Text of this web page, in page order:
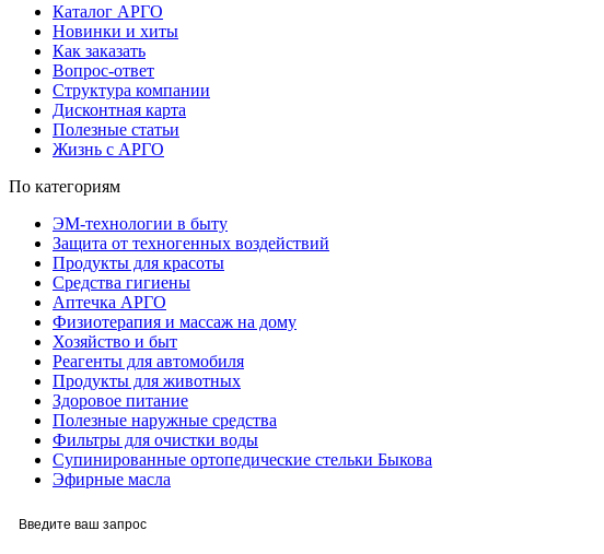
Каталог АРГО
Новинки и хиты
Как заказать
Вопрос-ответ
Структура компании
Дисконтная карта
Полезные статьи
Жизнь с АРГО
По категориям
ЭМ-технологии в быту
Защита от техногенных воздействий
Продукты для красоты
Средства гигиены
Аптечка АРГО
Физиотерапия и массаж на дому
Хозяйство и быт
Реагенты для автомобиля
Продукты для животных
Здоровое питание
Полезные наружные средства
Фильтры для очистки воды
Супинированные ортопедические стельки Быкова
Эфирные масла